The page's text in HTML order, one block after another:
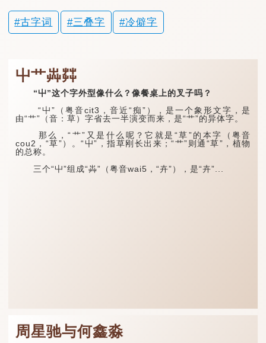
古字词 三叠字 冷僻字
屮艹芔茻
“屮”这个字外型像什么？像餐桌上的叉子吗？
“屮”（粤音cit3，音近“痴”），是一个象形文字，是
由“艹”（音：草）字省去一半演变而来，是“艹”的异体字。
那么，“艹”又是什么呢？它就是“草”的本字（粤音
cou2，“草”）。“屮”，指草刚长出来；“艹”则通“草”，植物
的总称。
三个“屮”组成“芔”（粤音wai5，“卉”），是“卉”...
周星驰与何鑫淼